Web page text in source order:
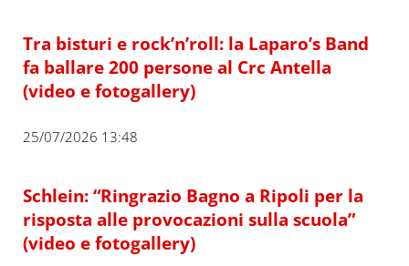
Tra bisturi e rock’n’roll: la Laparo’s Band
fa ballare 200 persone al Crc Antella
(video e fotogallery)
25/07/2026 13:48
Schlein: “Ringrazio Bagno a Ripoli per la
risposta alle provocazioni sulla scuola”
(video e fotogallery)